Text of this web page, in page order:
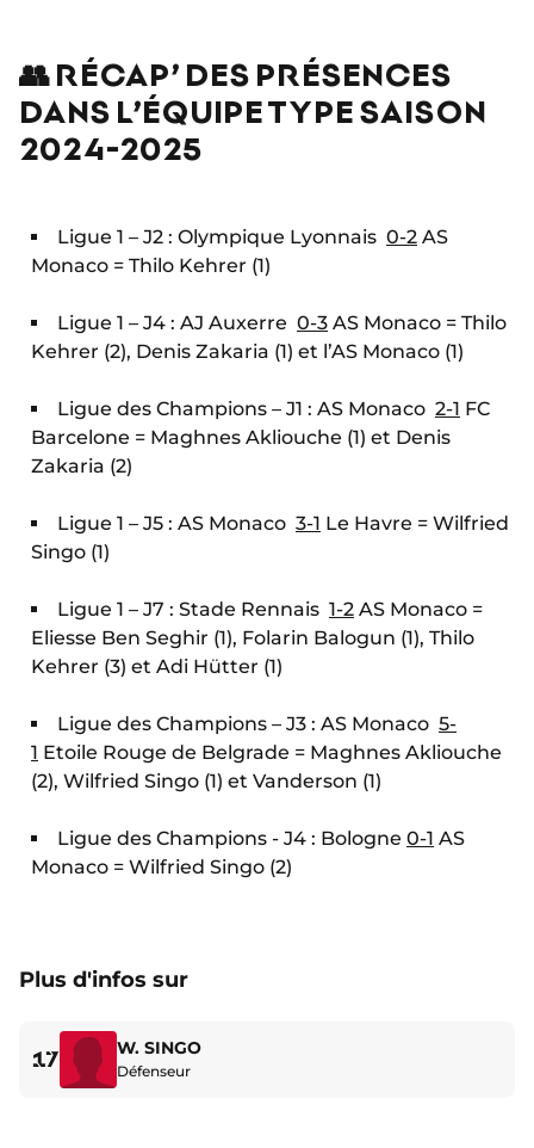
👥 RÉCAP’ DES PRÉSENCES
DANS L’ÉQUIPE TYPE SAISON
2024-2025
Ligue 1 – J2 : Olympique Lyonnais 0-2 AS
Monaco = Thilo Kehrer (1)
Ligue 1 – J4 : AJ Auxerre 0-3 AS Monaco = Thilo
Kehrer (2), Denis Zakaria (1) et l’AS Monaco (1)
Ligue des Champions – J1 : AS Monaco 2-1 FC
Barcelone = Maghnes Akliouche (1) et Denis
Zakaria (2)
Ligue 1 – J5 : AS Monaco 3-1 Le Havre = Wilfried
Singo (1)
Ligue 1 – J7 : Stade Rennais 1-2 AS Monaco =
Eliesse Ben Seghir (1), Folarin Balogun (1), Thilo
Kehrer (3) et Adi Hütter (1)
Ligue des Champions – J3 : AS Monaco 5-
1 Etoile Rouge de Belgrade = Maghnes Akliouche
(2), Wilfried Singo (1) et Vanderson (1)
Ligue des Champions - J4 : Bologne 0-1 AS
Monaco = Wilfried Singo (2)
Plus d'infos sur
17 W. SINGO
Défenseur